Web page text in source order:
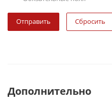
Сбросить
Дополнительно